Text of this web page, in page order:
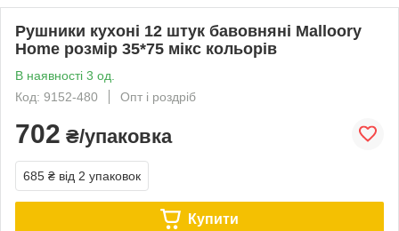
Рушники кухоні 12 штук бавовняні Malloory
Home розмір 35*75 мікс кольорів
В наявності 3 од.
Код: 9152-480
Опт і роздріб
702 ₴/упаковка
685 ₴ від 2 упаковок
Купити